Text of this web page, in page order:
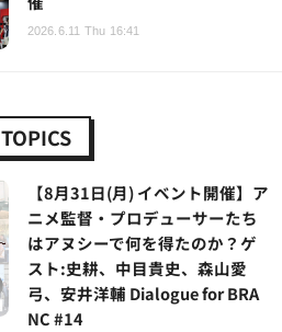
2026.6.11 Thu 16:41
TOPICS
【8月31日(月) イベント開催】ア
ニメ監督・プロデューサーたち
はアヌシーで何を得たのか？ゲ
スト:史耕、中目貴史、森山愛
弓、安井洋輔 Dialogue for BRA
NC #14